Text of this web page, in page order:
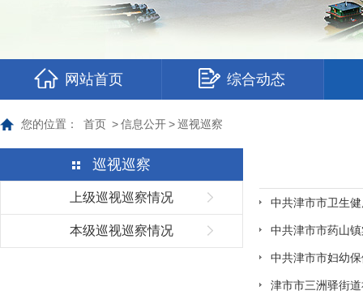
网站首页 综合动态
您的位置： 首页 >信息公开>巡视巡察
巡视巡察
上级巡视巡察情况
本级巡视巡察情况
中共津市市卫生
中共津市市药山
中共津市市妇幼
津市市三洲驿街